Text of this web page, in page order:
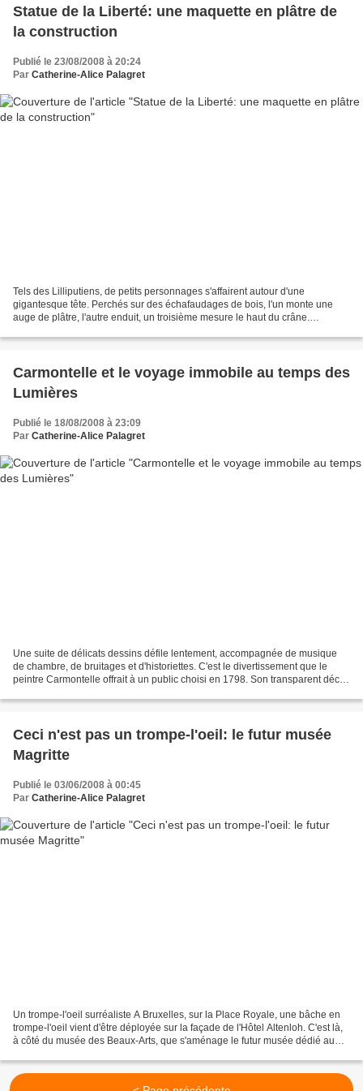
Statue de la Liberté: une maquette en plâtre de
la construction
Publié le 23/08/2008 à 20:24
Par Catherine-Alice Palagret
Tels des Lilliputiens, de petits personnages s'affairent autour d'une
gigantesque tête. Perchés sur des échafaudages de bois, l'un monte une
auge de plâtre, l'autre enduit, un troisième mesure le haut du crâne.
Carmontelle et le voyage immobile au temps des
Lumières
Publié le 18/08/2008 à 23:09
Par Catherine-Alice Palagret
Une suite de délicats dessins défile lentement, accompagnée de musique
de chambre, de bruitages et d'historiettes. C'est le divertissement que le
peintre Carmontelle offrait à un public choisi en 1798. Son transparent décrit
Ceci n'est pas un trompe-l'oeil: le futur musée
Magritte
Publié le 03/06/2008 à 00:45
Par Catherine-Alice Palagret
Un trompe-l'oeil surréaliste A Bruxelles, sur la Place Royale, une bâche en
trompe-l'oeil vient d'être déployée sur la façade de l'Hôtel Altenloh. C'est là,
à côté du musée des Beaux-Arts, que s'aménage le futur musée dédié au